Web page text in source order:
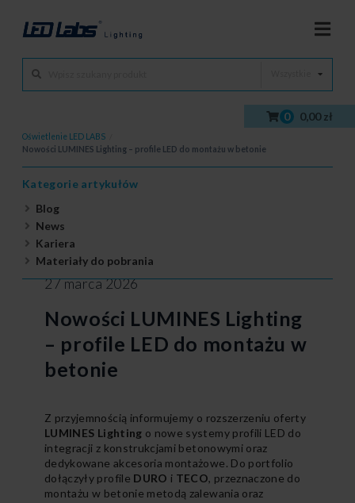
0 0,00 zł
Oświetlenie LED LABS
Nowości LUMINES Lighting – profile LED do montażu w betonie
Kategorie artykułów
Blog
News
Kariera
Materiały do pobrania
27 marca 2026
Nowości LUMINES Lighting
– profile LED do montażu w
betonie
Z przyjemnością informujemy o rozszerzeniu oferty
LUMINES Lighting o nowe systemy profili LED do
integracji z konstrukcjami betonowymi oraz
dedykowane akcesoria montażowe. Do portfolio
dołączyły profile DURO i TECO, przeznaczone do
montażu w betonie metodą zalewania oraz